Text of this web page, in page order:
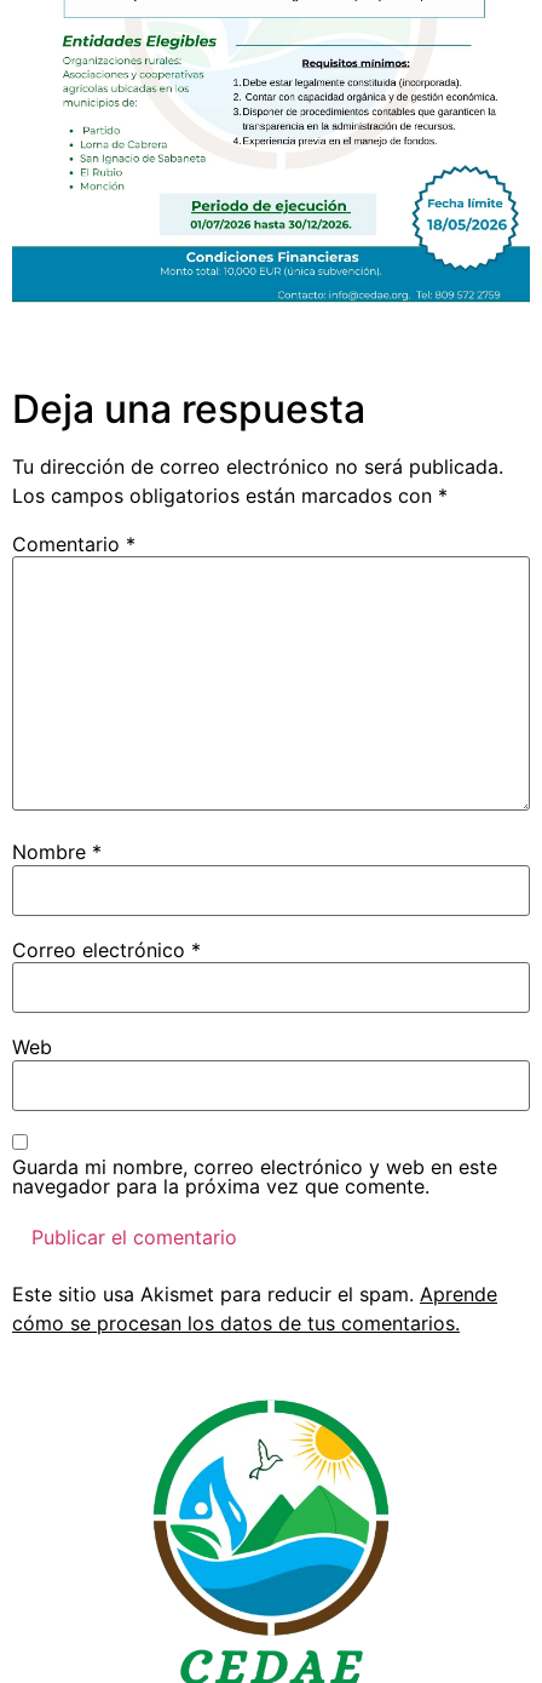
Deja una respuesta
Tu dirección de correo electrónico no será publicada.
Los campos obligatorios están marcados con *
Comentario *
Nombre *
Correo electrónico *
Web
Guarda mi nombre, correo electrónico y web en este
navegador para la próxima vez que comente.
Este sitio usa Akismet para reducir el spam. Aprende
cómo se procesan los datos de tus comentarios.